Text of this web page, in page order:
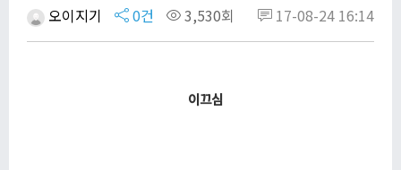
오이지기 0건 3,530회 17-08-24 16:14
이끄심